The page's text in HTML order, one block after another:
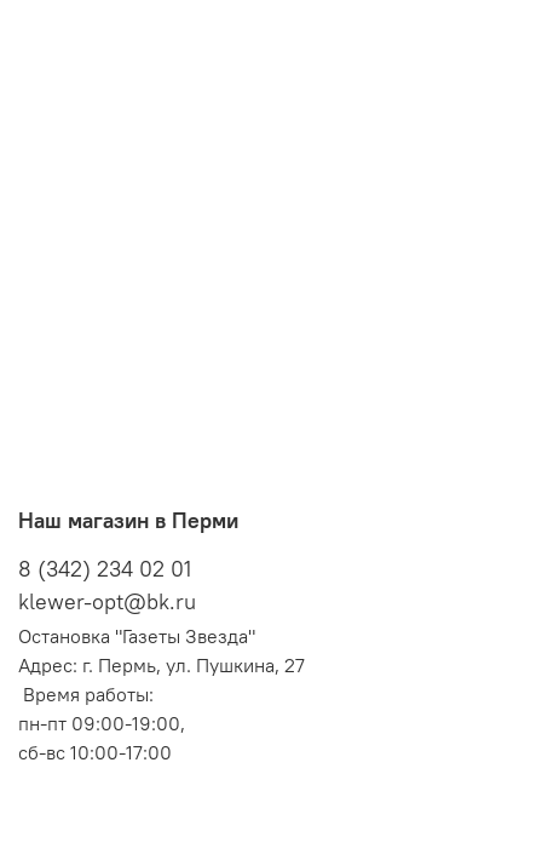
Наш магазин в Перми
8 (342) 234 02 01
klewer-opt@bk.ru
Остановка "Газеты Звезда"
Адрес: г. Пермь, ул. Пушкина, 27
Время работы:
пн-пт 09:00-19:00,
сб-вс 10:00-17:00